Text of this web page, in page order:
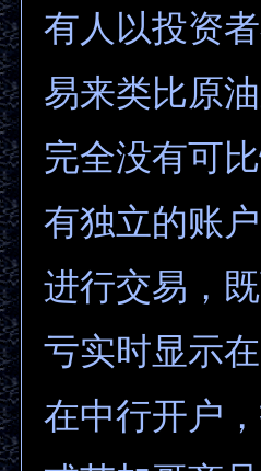
有人以投资
易来类比原
完全没有可
有独立的账
进行交易，
亏实时显示
在中行开户